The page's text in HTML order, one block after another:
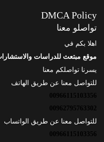
DMCA Policy
تواصلو معنا
اهلا بكم في
موقع مبتعث للدراسات والاستشارات
يسرنا تواصلكم معنا
للتواصل معنا عن طريق الهاتف
00966115103356
00962795763302
للتواصل معنا عن طريق الواتساب
00966115103356